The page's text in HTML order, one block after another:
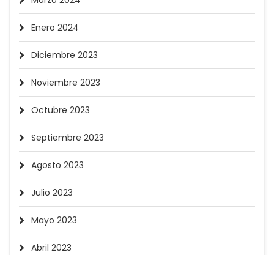
Enero 2024
Diciembre 2023
Noviembre 2023
Octubre 2023
Septiembre 2023
Agosto 2023
Julio 2023
Mayo 2023
Abril 2023